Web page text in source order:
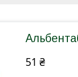
51 ₴